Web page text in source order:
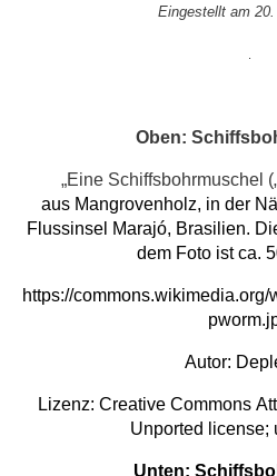
Eingestellt am
Oben:
„Eine Schiffsbohrmuschel
aus Mangrovenholz, in der
Flussinsel Marajó, Brasilien.
dem Foto ist ca.
https://
Autor:
Lizenz: Creative Commons
Unported
license;
Unten: